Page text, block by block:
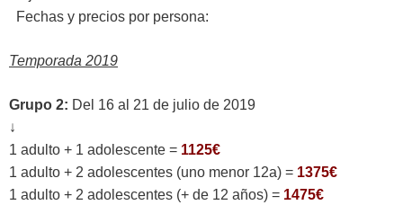
Fechas y precios por persona:
Temporada 2019
Grupo 2: Del 16 al 21 de julio de 2019
↓
1 adulto + 1 adolescente = 1125€
1 adulto + 2 adolescentes (uno menor 12a) = 1375€
1 adulto + 2 adolescentes (+ de 12 años) = 1475€